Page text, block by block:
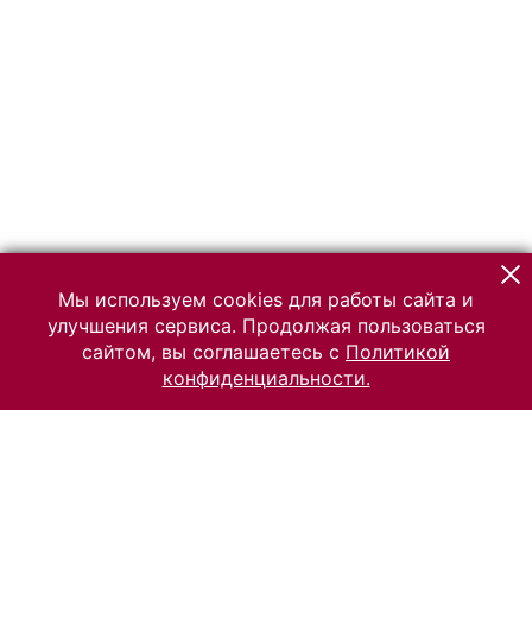
Мы используем cookies для работы сайта и
улучшения сервиса. Продолжая пользоваться
сайтом, вы соглашаетесь с Политикой
конфиденциальности.